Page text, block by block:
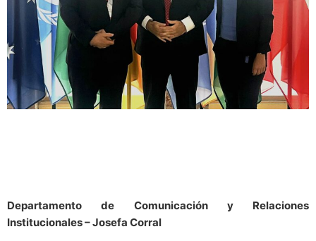
Departamento de Comunicación y Relaciones
Institucionales – Josefa Corral